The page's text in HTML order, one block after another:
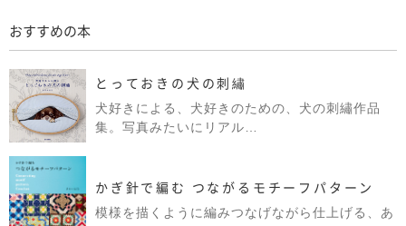
おすすめの本
とっておきの犬の刺繡
犬好きによる、犬好きのための、犬の刺繡作品
集。写真みたいにリアル…
かぎ針で編む つながるモチーフパターン
模様を描くように編みつなげながら仕上げる、あ